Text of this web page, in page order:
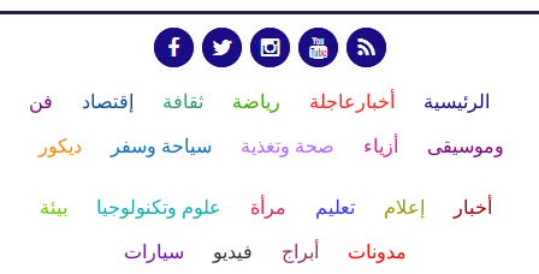
الرئيسية أخبارعاجلة رياضة ثقافة إقتصاد فن
وموسيقى أزياء صحة وتغذية سياحة وسفر ديكور
أخبار إعلام تعليم مرأة علوم وتكنولوجيا بيئة
مدونات أبراج فيديو سيارات